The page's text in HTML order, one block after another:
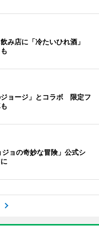
み店に「冷たいひれ酒」
ョージ」とコラボ 限定フ
ョの奇妙な冒険」公式シ